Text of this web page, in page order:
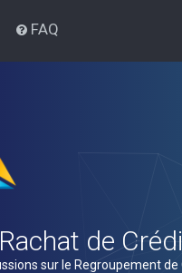
FAQ
de
sur le Regroupement